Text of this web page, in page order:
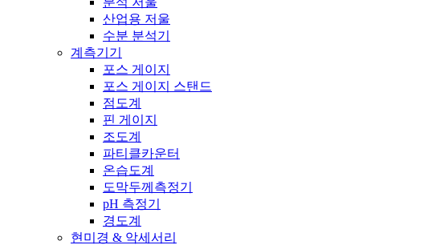
산업용 저울
수분 분석기
계측기기
포스 게이지
포스 게이지 스탠드
점도계
핀 게이지
조도계
파티클카운터
온습도계
도막두께측정기
pH 측정기
경도계
현미경 & 악세서리